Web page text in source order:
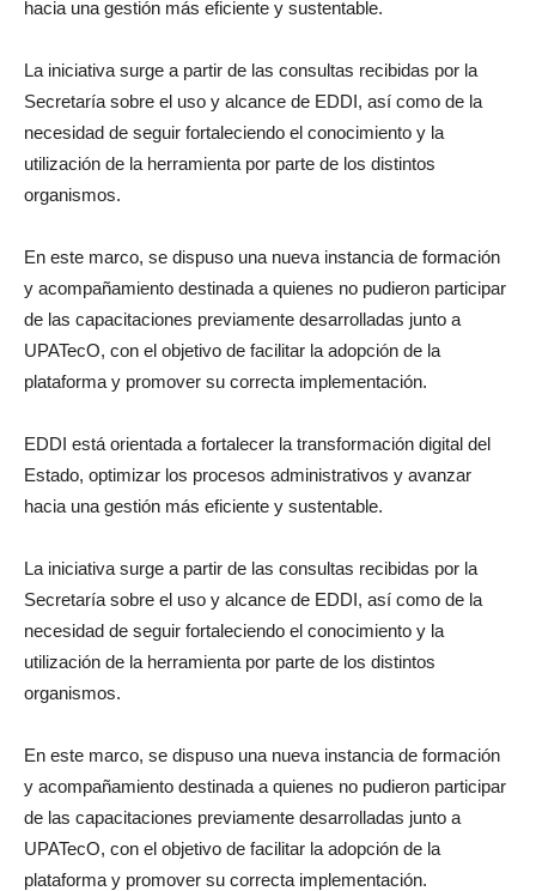
hacia una gestión más eficiente y sustentable.
La iniciativa surge a partir de las consultas recibidas por la
Secretaría sobre el uso y alcance de EDDI, así como de la
necesidad de seguir fortaleciendo el conocimiento y la
utilización de la herramienta por parte de los distintos
organismos.
En este marco, se dispuso una nueva instancia de formación
y acompañamiento destinada a quienes no pudieron participar
de las capacitaciones previamente desarrolladas junto a
UPATecO, con el objetivo de facilitar la adopción de la
plataforma y promover su correcta implementación.
EDDI está orientada a fortalecer la transformación digital del
Estado, optimizar los procesos administrativos y avanzar
hacia una gestión más eficiente y sustentable.
La iniciativa surge a partir de las consultas recibidas por la
Secretaría sobre el uso y alcance de EDDI, así como de la
necesidad de seguir fortaleciendo el conocimiento y la
utilización de la herramienta por parte de los distintos
organismos.
En este marco, se dispuso una nueva instancia de formación
y acompañamiento destinada a quienes no pudieron participar
de las capacitaciones previamente desarrolladas junto a
UPATecO, con el objetivo de facilitar la adopción de la
plataforma y promover su correcta implementación.